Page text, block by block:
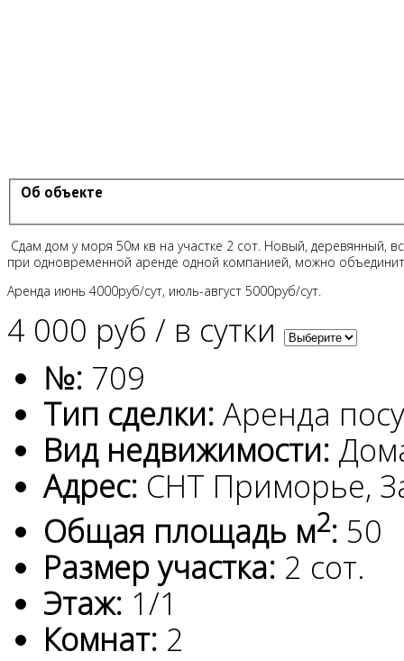
Об объекте
Сдам дом у моря 50м кв на участке 2 сот. Новый, деревянный,
при одновременной аренде одной компанией, можно
Аренда июнь 4000руб/сут, июль-август 5000руб/сут.
4 000 руб / в сутки
№: 709
Тип сделки: Аренда
Вид недвижимости:
Адрес: СНТ Приморье,
Общая площадь м2: 50
Размер участка: 2 сот.
Этаж: 1/1
Комнат: 2